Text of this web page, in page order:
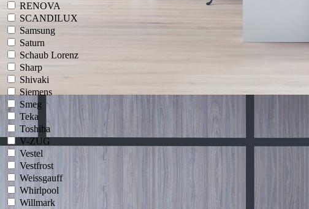
RENOVA
SCANDILUX
Samsung
Saturn
Schaub Lorenz
Sharp
Shivaki
Siemens
Smeg
Teka
Toshiba
V-ZUG
Vestel
Vestfrost
Weissgauff
Whirlpool
Willmark